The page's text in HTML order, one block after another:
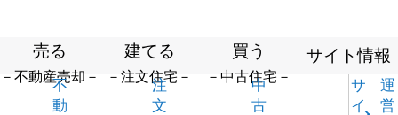
売る
－不動産売却－
不
動
建てる
－注文住宅－
注
文
買う
－中古住宅－
中
古
サイト情報
サ
イ
運
営